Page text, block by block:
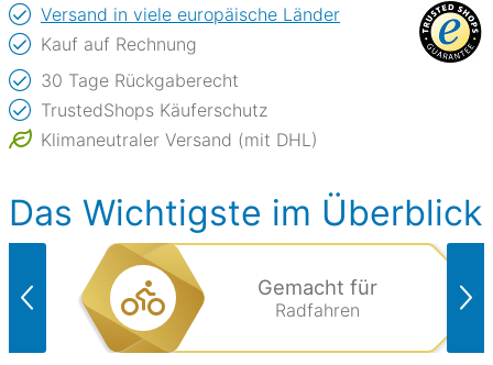
Versand in viele europäische Länder
Kauf auf Rechnung
30 Tage Rückgaberecht
TrustedShops Käuferschutz
Klimaneutraler Versand (mit DHL)
Das Wichtigste im Überblick
Gemacht für
Radfahren